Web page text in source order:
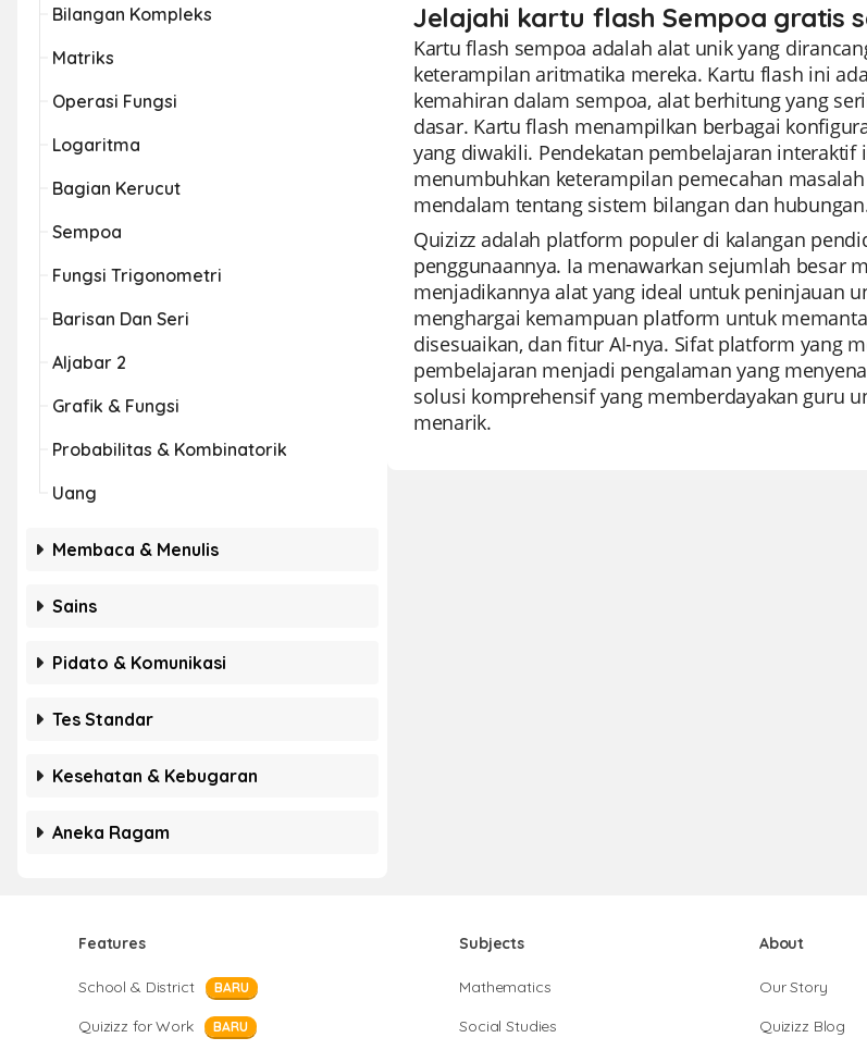
Bilangan Kompleks
Matriks
Operasi Fungsi
Logaritma
Bagian Kerucut
Sempoa
Fungsi Trigonometri
Barisan Dan Seri
Aljabar 2
Grafik & Fungsi
Probabilitas & Kombinatorik
Uang
Membaca & Menulis
Sains
Pidato & Komunikasi
Tes Standar
Kesehatan & Kebugaran
Aneka Ragam
Jelajahi kartu flash Sempoa gratis
Kartu flash sempoa adalah alat unik yang
keterampilan aritmatika mereka. Kartu flash ini
kemahiran dalam sempoa, alat berhitung yang
dasar. Kartu flash menampilkan berbagai
yang diwakili. Pendekatan pembelajaran
menumbuhkan keterampilan pemecahan
mendalam tentang sistem bilangan dan
Quizizz adalah platform populer di kalangan
penggunaannya. Ia menawarkan sejumlah besar
menjadikannya alat yang ideal untuk peninjauan
menghargai kemampuan platform untuk
disesuaikan, dan fitur AI-nya. Sifat platform yang
pembelajaran menjadi pengalaman yang
solusi komprehensif yang memberdayakan guru
menarik.
Features
School & District BARU
Quizizz for Work BARU
Subjects
Mathematics
Social Studies
About
Our Story
Quizizz Blog